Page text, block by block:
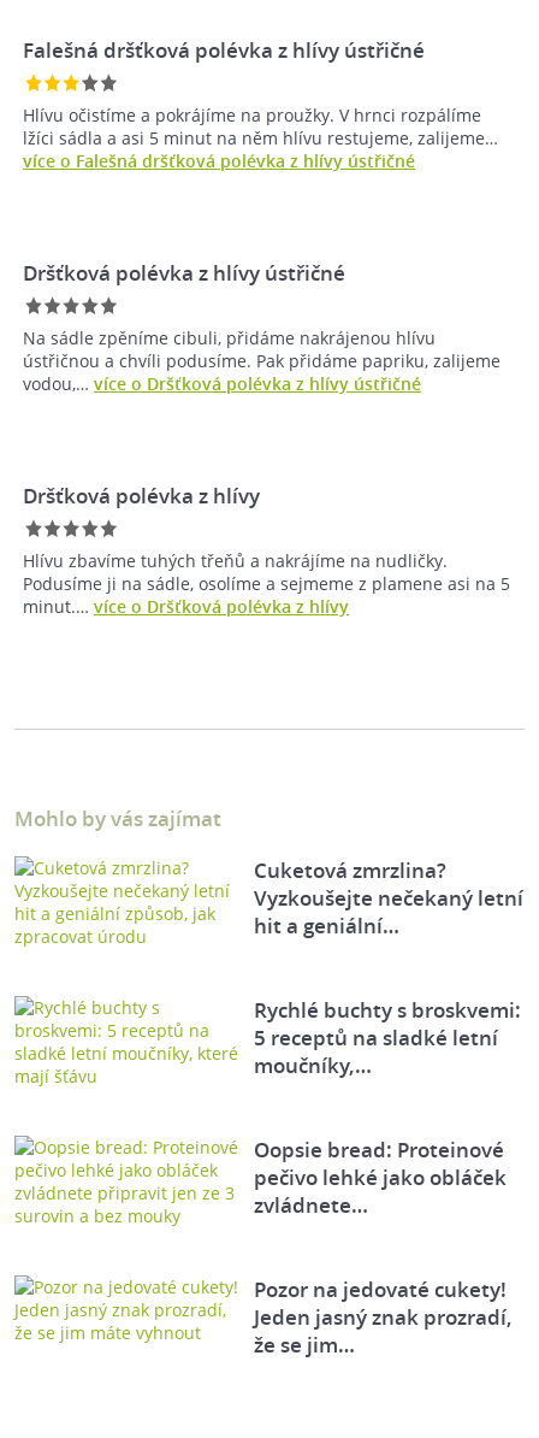
Falešná dršťková polévka z hlívy ústřičné
Hlívu očistíme a pokrájíme na proužky. V hrnci rozpálíme
lžíci sádla a asi 5 minut na něm hlívu restujeme, zalijeme…
více o Falešná dršťková polévka z hlívy ústřičné
Dršťková polévka z hlívy ústřičné
Na sádle zpěníme cibuli, přidáme nakrájenou hlívu
ústřičnou a chvíli podusíme. Pak přidáme papriku, zalijeme
vodou,… více o Dršťková polévka z hlívy ústřičné
Dršťková polévka z hlívy
Hlívu zbavíme tuhých třeňů a nakrájíme na nudličky.
Podusíme ji na sádle, osolíme a sejmeme z plamene asi na 5
minut.… více o Dršťková polévka z hlívy
Mohlo by vás zajímat
Cuketová zmrzlina?
Vyzkoušejte nečekaný letní
hit a geniální…
Rychlé buchty s broskvemi:
5 receptů na sladké letní
moučníky,…
Oopsie bread: Proteinové
pečivo lehké jako obláček
zvládnete…
Pozor na jedovaté cukety!
Jeden jasný znak prozradí,
že se jim…